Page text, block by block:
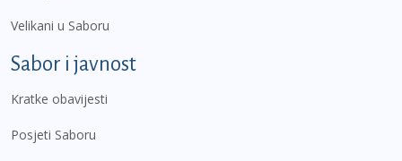
Velikani u Saboru
Sabor i javnost
Kratke obavijesti
Posjeti Saboru